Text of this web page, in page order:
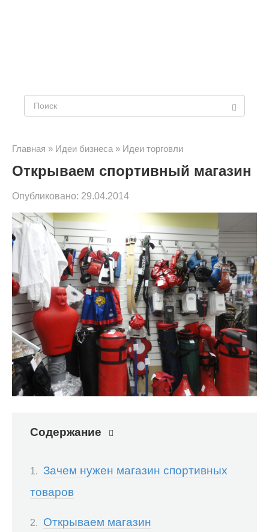
Главная » Идеи бизнеса » Идеи торговли
Открываем спортивный магазин
Опубликовано: 29.04.2014
Содержание
Зачем нужен магазин спортивных
товаров
Открываем магазин